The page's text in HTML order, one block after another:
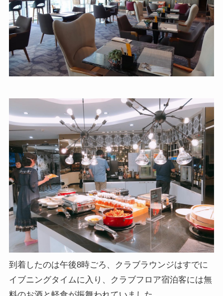
到着したのは午後8時ごろ、クラブラウンジはすでに
イブニングタイムに入り、クラブフロア宿泊客には無